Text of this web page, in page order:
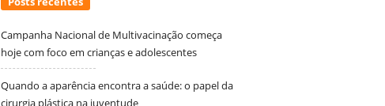
Campanha Nacional de Multivacinação começa
hoje com foco em crianças e adolescentes
Quando a aparência encontra a saúde: o papel da
cirurgia plástica na juventude